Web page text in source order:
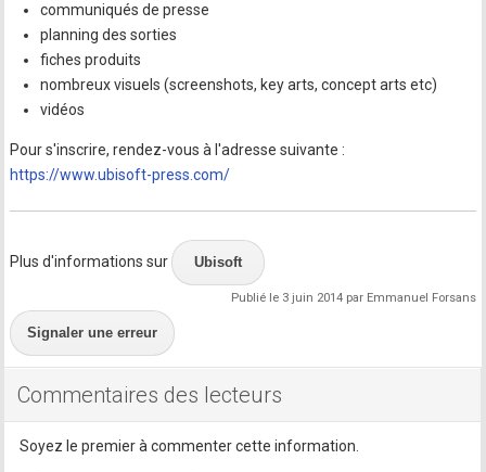
communiqués de presse
planning des sorties
fiches produits
nombreux visuels (screenshots, key arts, concept arts etc)
vidéos
Pour s'inscrire, rendez-vous à l'adresse suivante :
https://www.ubisoft-press.com/
Plus d'informations sur Ubisoft
Publié le 3 juin 2014 par Emmanuel Forsans
Signaler une erreur
Commentaires des lecteurs
Soyez le premier à commenter cette information.